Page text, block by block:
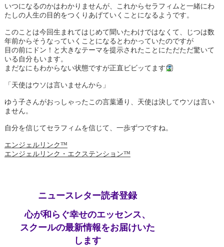
いつになるのかはわかりませんが、これからセラフィムと一緒にわ
たしの人生の目的をつくりあげていくことになるようです。
このことは今回生まれてはじめて聞いたわけではなくて、じつは数
年前からそうなっていくことになるとわかっていたのですが
目の前にドン！と大きなテーマを提示されたことにただただ驚いて
いる自分もいます。
まだなにもわからない状態ですが正直ビビッてます
「天使はウソは言いませんから」
ゆう子さんがおっしゃったこの言葉通り、天使は決してウソは言い
ません。
自分を信じてセラフィムを信じて、一歩ずつですね。
エンジェルリンク™
エンジェルリンク・エクステンション™
ニュースレター読者登録
心が和らぐ幸せのエッセンス、
スクールの最新情報をお届けいた
します